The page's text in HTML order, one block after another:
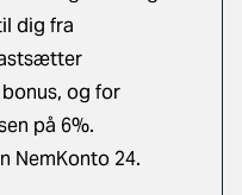
dig fra
og for
på 6%.
NemKonto 24.